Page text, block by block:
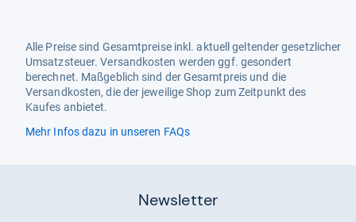
Alle Preise sind Gesamtpreise inkl. aktuell geltender gesetzlicher
Umsatzsteuer. Versandkosten werden ggf. gesondert
berechnet. Maßgeblich sind der Gesamtpreis und die
Versandkosten, die der jeweilige Shop zum Zeitpunkt des
Kaufes anbietet.
Mehr Infos dazu in unseren FAQs
Newsletter